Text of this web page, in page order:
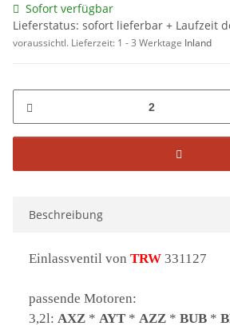
Sofort verfügbar
Lieferstatus: sofort lieferbar + Laufzeit
voraussichtl. Lieferzeit: 1 - 3 Werktage Inland
Beschreibung
Einlassventil von TRW 331127
passende Motoren:
3,2l: AXZ * AYT * AZZ * BUB *